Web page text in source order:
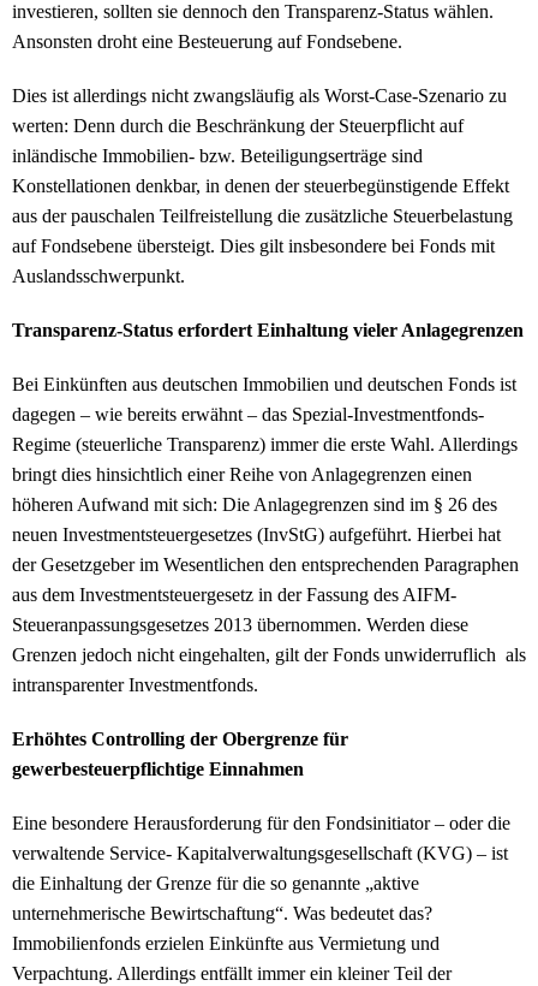
investieren, sollten sie dennoch den Transparenz-Status wählen.
Ansonsten droht eine Besteuerung auf Fondsebene.
Dies ist allerdings nicht zwangsläufig als Worst-Case-Szenario zu
werten: Denn durch die Beschränkung der Steuerpflicht auf
inländische Immobilien- bzw. Beteiligungserträge sind
Konstellationen denkbar, in denen der steuerbegünstigende Effekt
aus der pauschalen Teilfreistellung die zusätzliche Steuerbelastung
auf Fondsebene übersteigt. Dies gilt insbesondere bei Fonds mit
Auslandsschwerpunkt.
Transparenz-Status erfordert Einhaltung vieler Anlagegrenzen
Bei Einkünften aus deutschen Immobilien und deutschen Fonds ist
dagegen – wie bereits erwähnt – das Spezial-Investmentfonds-
Regime (steuerliche Transparenz) immer die erste Wahl. Allerdings
bringt dies hinsichtlich einer Reihe von Anlagegrenzen einen
höheren Aufwand mit sich: Die Anlagegrenzen sind im § 26 des
neuen Investmentsteuergesetzes (InvStG) aufgeführt. Hierbei hat
der Gesetzgeber im Wesentlichen den entsprechenden Paragraphen
aus dem Investmentsteuergesetz in der Fassung des AIFM-
Steueranpassungsgesetzes 2013 übernommen. Werden diese
Grenzen jedoch nicht eingehalten, gilt der Fonds unwiderruflich als
intransparenter Investmentfonds.
Erhöhtes Controlling der Obergrenze für
gewerbesteuerpflichtige Einnahmen
Eine besondere Herausforderung für den Fondsinitiator – oder die
verwaltende Service- Kapitalverwaltungsgesellschaft (KVG) – ist
die Einhaltung der Grenze für die so genannte „aktive
unternehmerische Bewirtschaftung“. Was bedeutet das?
Immobilienfonds erzielen Einkünfte aus Vermietung und
Verpachtung. Allerdings entfällt immer ein kleiner Teil der